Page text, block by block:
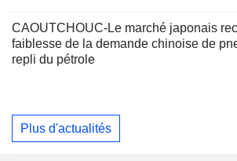
CAOUTCHOUC-Le marché japonais
faiblesse de la demande chinoise de
repli du pétrole
Plus d'actualités